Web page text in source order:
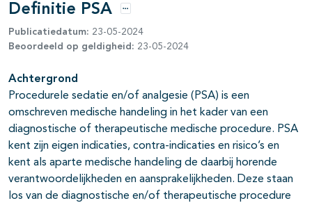
open- en dichtklappen
Definitie PSA Opties
Publicatiedatum: 23-05-2024
Beoordeeld op geldigheid: 23-05-2024
Achtergrond
Procedurele sedatie en/of analgesie (PSA) is een
omschreven medische handeling in het kader van een
diagnostische of therapeutische medische procedure. PSA
kent zijn eigen indicaties, contra-indicaties en risico’s en
kent als aparte medische handeling de daarbij horende
verantwoordelijkheden en aansprakelijkheden. Deze staan
los van de diagnostische en/of therapeutische procedure